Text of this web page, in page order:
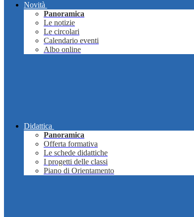
Novità
Panoramica
Le notizie
Le circolari
Calendario eventi
Albo online
Didattica
Panoramica
Offerta formativa
Le schede didattiche
I progetti delle classi
Piano di Orientamento